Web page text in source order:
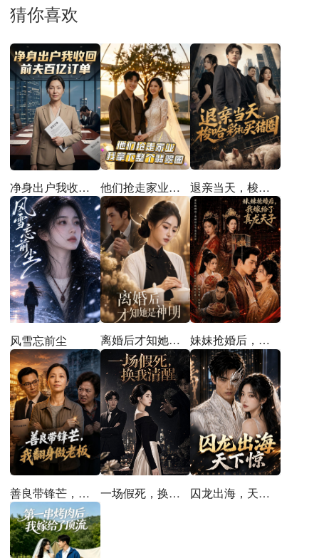
猜你喜欢
净身出户我收回前夫百亿订单 他们抢走家业，我拿下整个翡翠圈 退亲当天，梭哈彩礼买猪圈
风雪忘前尘 离婚后才知她是神明 妹妹抢婚后，我嫁给了真龙天子
善良带锋芒，我翻身做老板 一场假死，换我清醒 囚龙出海，天下惊